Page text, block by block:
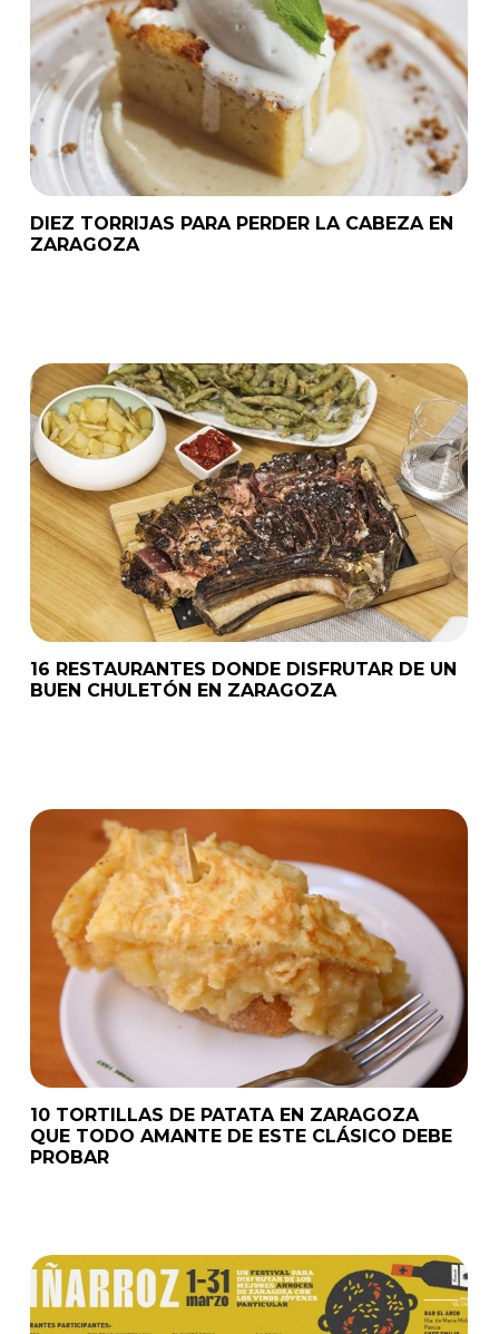
DIEZ TORRIJAS PARA PERDER LA CABEZA EN
ZARAGOZA
16 RESTAURANTES DONDE DISFRUTAR DE UN
BUEN CHULETÓN EN ZARAGOZA
10 TORTILLAS DE PATATA EN ZARAGOZA
QUE TODO AMANTE DE ESTE CLÁSICO DEBE
PROBAR